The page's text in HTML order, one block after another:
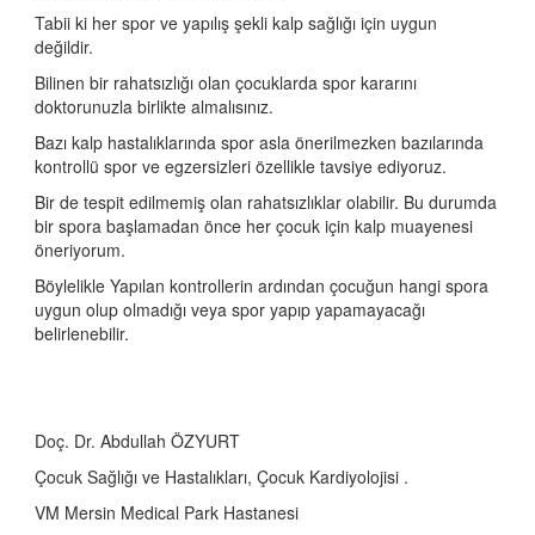
Çocuklarda Ani Spor Ölümü
Çocuğunuz Hangi Sporu Yapamaz?
Hangi Kalp Hastalıklarında Ağır Sporlar Yapılamaz?
Tabii ki her spor ve yapılış şekli kalp sağlığı için uygun
değildir.
Bilinen bir rahatsızlığı olan çocuklarda spor kararını
doktorunuzla birlikte almalısınız.
Bazı kalp hastalıklarında spor asla önerilmezken bazılarında
kontrollü spor ve egzersizleri özellikle tavsiye ediyoruz.
Bir de tespit edilmemiş olan rahatsızlıklar olabilir. Bu durumda
bir spora başlamadan önce her çocuk için kalp muayenesi
öneriyorum.
Böylelikle Yapılan kontrollerin ardından çocuğun hangi spora
uygun olup olmadığı veya spor yapıp yapamayacağı
belirlenebilir.
Doç. Dr. Abdullah ÖZYURT
Çocuk Sağlığı ve Hastalıkları, Çocuk Kardiyolojisi .
VM Mersin Medical Park Hastanesi